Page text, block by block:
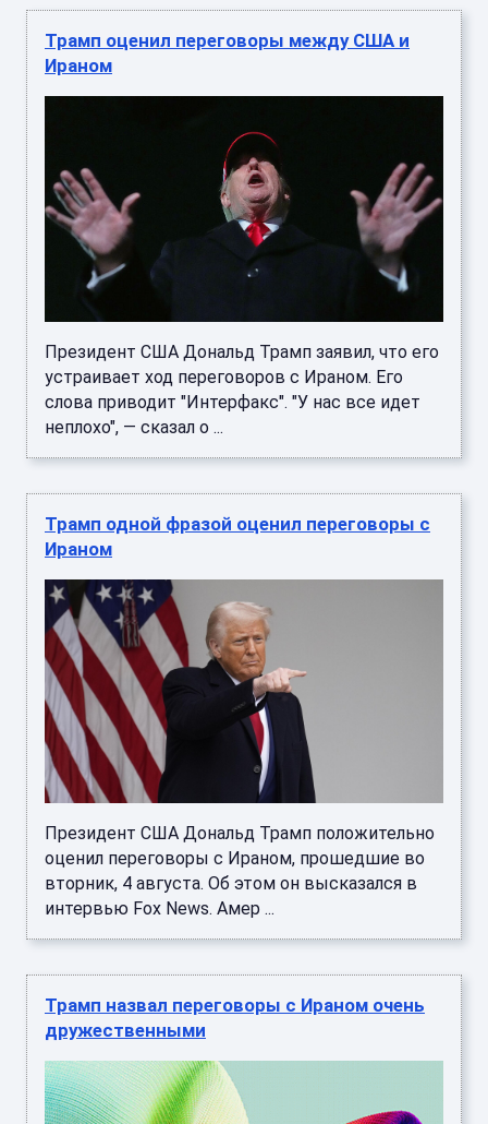
Трамп оценил переговоры между США и
Ираном
Президент США Дональд Трамп заявил, что его
устраивает ход переговоров с Ираном. Его
слова приводит "Интерфакс". "У нас все идет
неплохо", — сказал о ...
Трамп одной фразой оценил переговоры с
Ираном
Президент США Дональд Трамп положительно
оценил переговоры с Ираном, прошедшие во
вторник, 4 августа. Об этом он высказался в
интервью Fox News. Амер ...
Трамп назвал переговоры с Ираном очень
дружественными